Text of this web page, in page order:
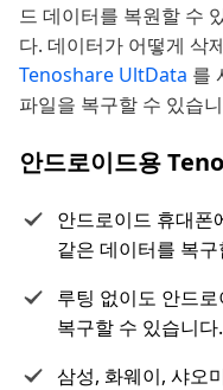
드 데이터를 복원할 수
다. 데이터가 어떻게 삭
Tenoshare UltData 를
파일을 복구할 수 있습
안드로이드용
안드로이드 휴대폰
같은 데이터를 복
루팅 없이도 안드
복구할 수 있습니다.
삼성, 화웨이, 샤오